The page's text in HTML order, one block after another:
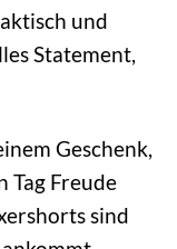
und
Statement,
Geschenk,
Tag Freude
sind